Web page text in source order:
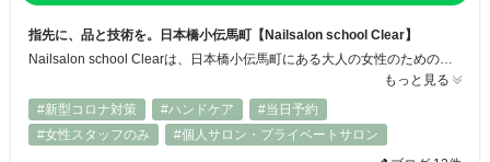
指先に、品と技術を。日本橋小伝馬町【Nailsalon school Clear】
Nailsalon school Clearは、日本橋小伝馬町にある大人の女性のためのプライベートネイルサロン＆スクール♪ ジェル・スカルプ・フット・自爪ケアなど多彩なメニューと、爪に優しい施術で、ナチュラルから華やかまで幅広く対応◎ ネイルスクールでは、初心者からプロ志望まで少人数制で丁寧に指導し、資格取得や開業もサポート！ 駅近で通いやすく、美しさと技術の両方を叶えます✨
もっと見る
#新型コロナ対策
#ハンドケア
#当日予約
#女性スタッフのみ
#個人サロン・プライベートサロン